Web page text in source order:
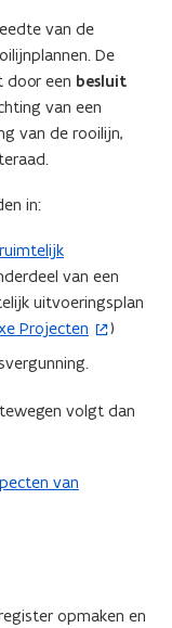
van de
De
door een besluit
van een
van de rooilijn,
in:
ruimtelijk
van een
uitvoeringsplan
Projecten
)
volgt dan
van
opmaken en